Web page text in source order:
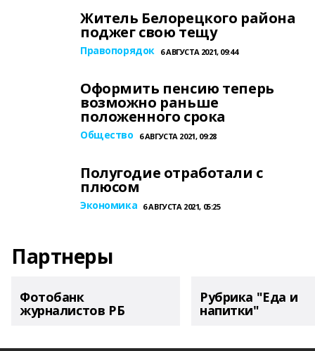
Житель Белорецкого района
поджег свою тещу
Правопорядок 6 АВГУСТА 2021, 09:44
Оформить пенсию теперь
возможно раньше
положенного срока
Общество 6 АВГУСТА 2021, 09:28
Полугодие отработали с
плюсом
Экономика 6 АВГУСТА 2021, 05:25
Партнеры
Фотобанк
журналистов РБ
Рубрика "Еда и
напитки"